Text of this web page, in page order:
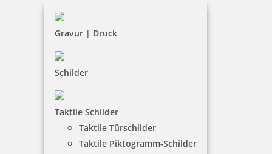
Gravur | Druck
Schilder
Taktile Schilder
Taktile Türschilder
Taktile Piktogramm-Schilder
Widerruf
Barrierefreiheit
Vertrag widerrufen
Mein Konto